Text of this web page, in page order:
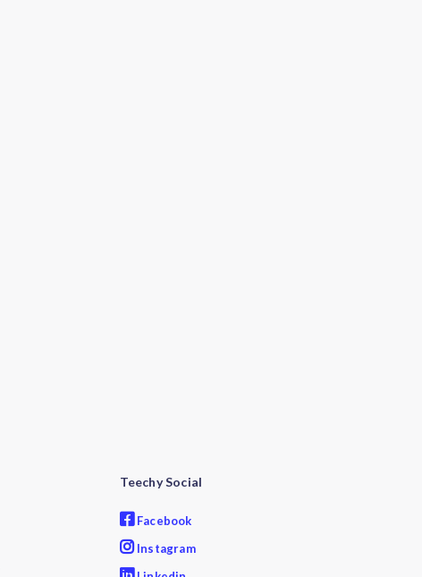
Teechy Social
Facebook
Instagram